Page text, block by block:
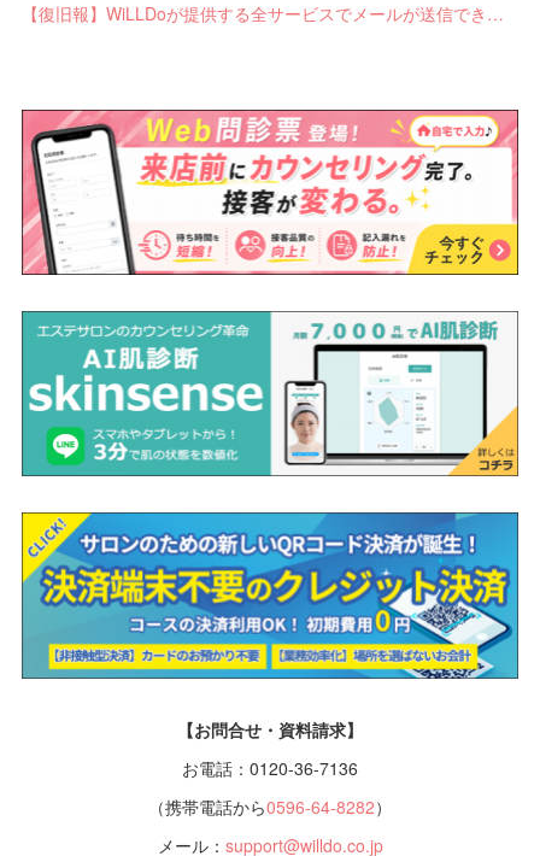
【復旧報】WiLLDoが提供する全サービスでメールが送信できない不具合が発生していました
【お問合せ・資料請求】
お電話：0120-36-7136
（携帯電話から0596-64-8282）
メール： support@willdo.co.jp